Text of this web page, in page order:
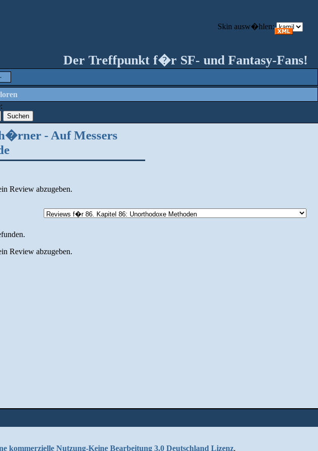
Der Treffpunkt f�r SF- und Fantasy-Fans!
Skin ausw�hlen:
- Auf Messers
Review abzugeben.
Review abzugeben.
kommerzielle Nutzung-Keine Bearbeitung 3.0 Deutschland Lizenz.